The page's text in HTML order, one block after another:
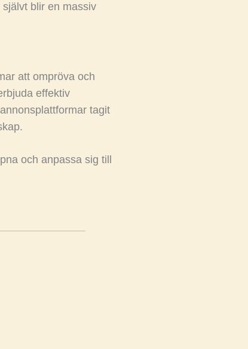
blir en massiv
att ompröva och
effektiv
tagit
och anpassa sig till